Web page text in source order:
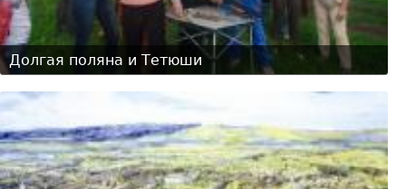
Долгая поляна и Тетюши